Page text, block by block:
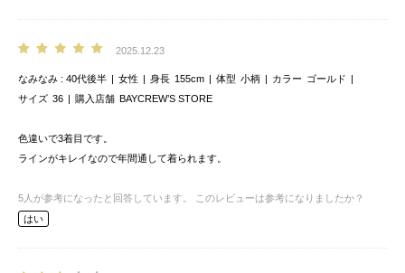
2025.12.23
なみなみ 40代後半 女性 身長 155cm 体型 小柄 カラー ゴールド
サイズ 36 購入店舗 BAYCREW’S STORE
色違いで3着目です。
ラインがキレイなので年間通して着られます。
5 人が参考になったと回答しています。
このレビューは参考になりましたか？
はい